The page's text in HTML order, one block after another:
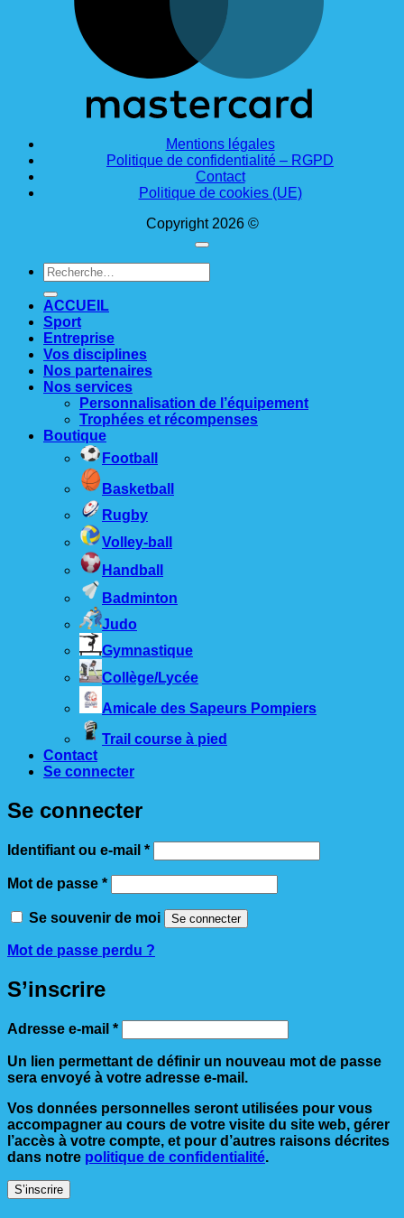
Mentions légales
Politique de confidentialité – RGPD
Contact
Politique de cookies (UE)
Copyright 2026 ©
Recherche
pour :
ACCUEIL
Sport
Entreprise
Vos disciplines
Nos partenaires
Nos services
Personnalisation de l’équipement
Trophées et récompenses
Boutique
Football
Basketball
Rugby
Volley-ball
Handball
Badminton
Judo
Gymnastique
Collège/Lycée
Amicale des Sapeurs Pompiers
Trail course à pied
Contact
Se connecter
Se connecter
Identifiant ou e-mail *Obligatoire
Mot de passe *Obligatoire
Se souvenir de moi Se connecter
Mot de passe perdu ?
S’inscrire
Adresse e-mail *Obligatoire
Un lien permettant de définir un nouveau mot de passe
sera envoyé à votre adresse e-mail.
Vos données personnelles seront utilisées pour vous
accompagner au cours de votre visite du site web, gérer
l’accès à votre compte, et pour d’autres raisons décrites
dans notre politique de confidentialité.
S’inscrire